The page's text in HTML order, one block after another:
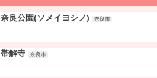
奈良公園(ソメイヨシノ) 奈良市
帯解寺 奈良市